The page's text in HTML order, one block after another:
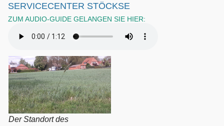
SERVICECENTER STÖCKSE
ZUM AUDIO-GUIDE GELANGEN SIE HIER:
Der Standort des